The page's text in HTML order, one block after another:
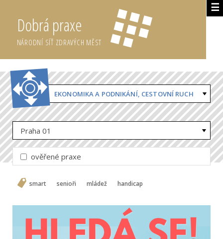
☰
Dobrá praxe
NÁRODNÍ SÍŤ ZDRAVÝCH MĚST
EKONOMIKA A PODNIKÁNÍ, CESTOVNÍ RUCH
Praha 01
ověřené praxe
smart senioři mládež handicap